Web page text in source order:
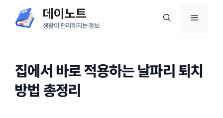
츠
데이노트
생활이 편리해지는 정보
메
집에서 바로 적용하는 날파리 퇴치
방법 총정리